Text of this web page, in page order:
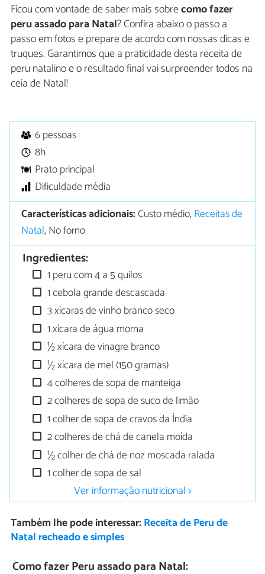
Ficou com vontade de saber mais sobrecomo fazer
peru assado para Natal? Confira abaixo o passo a
passo em fotos e prepare de acordo com nossas dicas e
truques. Garantimos que a praticidade desta receita de
peru natalino e o resultado final vai surpreender todos na
ceia de Natal!
6 pessoas
8h
Prato principal
Dificuldade média
Características adicionais:Custo médio,Receitas de
Natal, No forno
Ingredientes:
1 peru com 4 a 5 quilos
1 cebola grande descascada
3 xícaras de vinho branco seco
1 xícara de água morna
½ xícara de vinagre branco
½ xícara de mel (150 gramas)
4 colheres de sopa de manteiga
2 colheres de sopa de suco de limão
1 colher de sopa de cravos da Índia
2 colheres de chá de canela moída
½ colher de chá de noz moscada ralada
1 colher de sopa de sal
Ver informação nutricional >
Também lhe pode interessar: Receita de Peru de
Natal recheado e simples
Como fazer Peru assado para Natal: